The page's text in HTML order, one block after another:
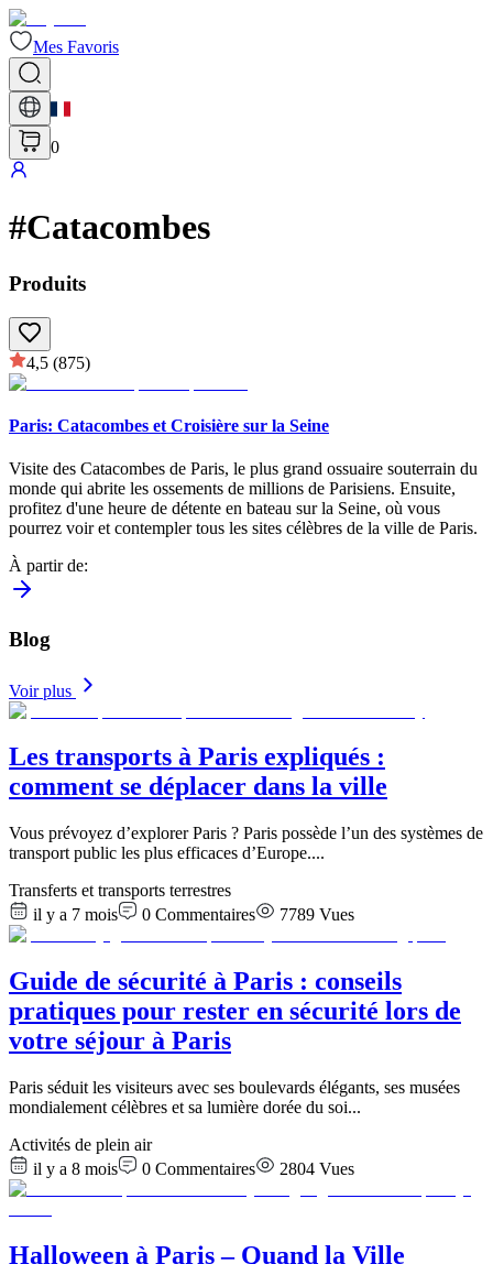
Mes Favoris
0
#Catacombes
Produits
4,5 (875)
Paris: Catacombes et Croisière sur la Seine
Visite des Catacombes de Paris, le plus grand ossuaire souterrain du
monde qui abrite les ossements de millions de Parisiens. Ensuite,
profitez d'une heure de détente en bateau sur la Seine, où vous
pourrez voir et contempler tous les sites célèbres de la ville de Paris.
À partir de:
Blog
Voir plus
Les transports à Paris expliqués :
comment se déplacer dans la ville
Vous prévoyez d’explorer Paris ? Paris possède l’un des systèmes de
transport public les plus efficaces d’Europe....
Transferts et transports terrestres
il y a 7 mois
0 Commentaires 7789 Vues
Guide de sécurité à Paris : conseils
pratiques pour rester en sécurité lors de
votre séjour à Paris
Paris séduit les visiteurs avec ses boulevards élégants, ses musées
mondialement célèbres et sa lumière dorée du soi...
Activités de plein air
il y a 8 mois
0 Commentaires 2804 Vues
Halloween à Paris – Quand la Ville